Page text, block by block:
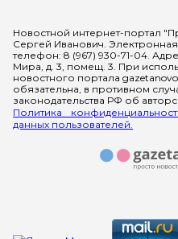
Новостной интернет-портал
Сергей Иванович. Электронная
телефон: 8 (967) 930-71-04.
Мира, д. 3, помещ. 3. При
новостного портала
обязательна, в противном
законодательства РФ об
Политика
данных пользователей.